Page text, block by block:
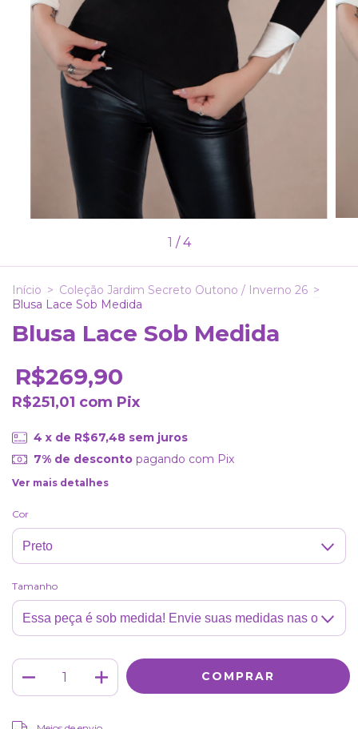
1 / 4
Início > Coleção Jardim Secreto Outono / Inverno 26 >
Blusa Lace Sob Medida
Blusa Lace Sob Medida
R$269,90
R$251,01 com Pix
4 x de R$67,48 sem juros
7% de descontopagando com Pix
Ver mais detalhes
Cor
Tamanho
Entregas para o CEP: